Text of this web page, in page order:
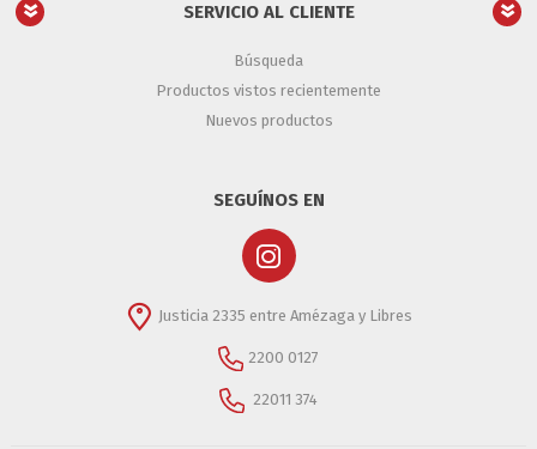
SERVICIO AL CLIENTE
Búsqueda
Productos vistos recientemente
Nuevos productos
SEGUÍNOS EN
Justicia 2335 entre Amézaga y Libres
2200 0127
22011 374